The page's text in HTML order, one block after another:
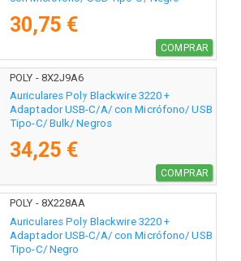
30,75 €
COMPRAR
POLY - 8X2J9A6
Auriculares Poly Blackwire 3220 +
Adaptador USB-C/A/ con Micrófono/ USB
Tipo-C/ Bulk/ Negros
34,25 €
COMPRAR
POLY - 8X228AA
Auriculares Poly Blackwire 3220 +
Adaptador USB-C/A/ con Micrófono/ USB
Tipo-C/ Negro